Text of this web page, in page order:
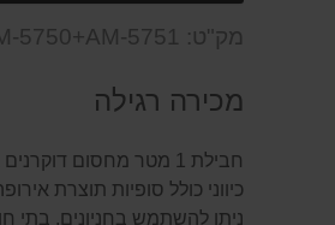
מק"ט: AM-5750+AM-5751
מכירה רגילה
חבילת 1 מטר מחסום
כיווני כולל סופיות תוצרת
ניתן להשתמש בחניונים, בתי